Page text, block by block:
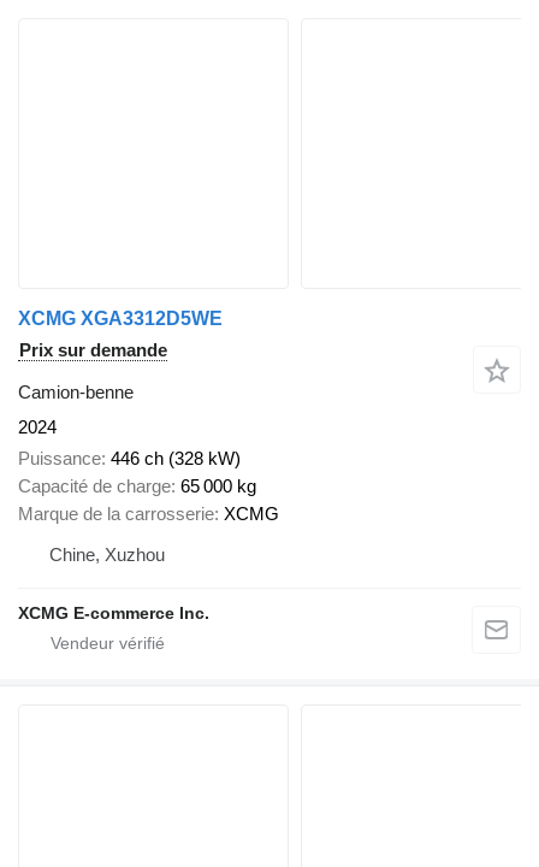
XCMG XGA3312D5WE
Prix sur demande
Camion-benne
2024
Puissance 446 ch (328 kW)
Capacité de charge 65 000 kg
Marque de la carrosserie XCMG
Chine, Xuzhou
XCMG E-commerce Inc.